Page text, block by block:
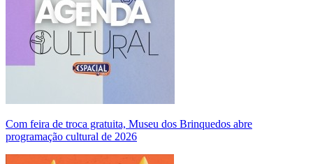
Com feira de troca gratuita, Museu dos Brinquedos abre
programação cultural de 2026